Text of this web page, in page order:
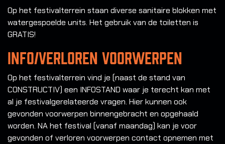
Op het festivalterrein staan diverse sanitaire blokken met
watergespoelde units. Het gebruik van de toiletten is
GRATIS!
Info/verloren voorwerpen
Op het festivalterrein vind je (naast de stand van
CONSTRUCTIV) een INFOSTAND waar je terecht kan met
al je festivalgerelateerde vragen. Hier kunnen ook
gevonden voorwerpen binnengebracht en opgehaald
worden. NA het festival (vanaf maandag) kan je voor
gevonden of verloren voorwerpen contact opnemen met